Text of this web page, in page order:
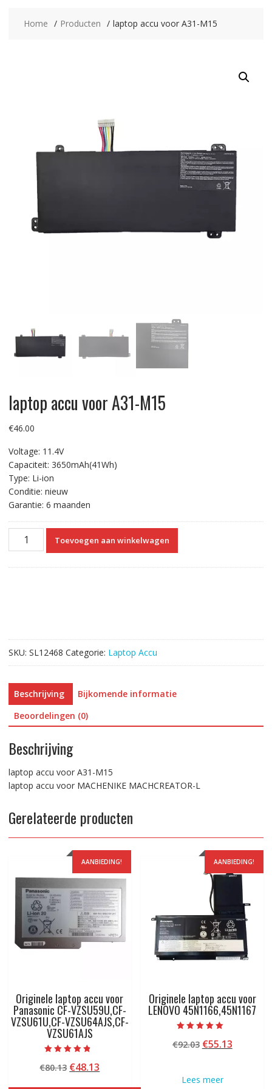
Home Producten laptop accu voor A31-M15
laptop accu voor A31-M15
€46.00
Voltage: 11.4V
Capaciteit: 3650mAh(41Wh)
Type: Li-ion
Conditie: nieuw
Garantie: 6 maanden
laptop
Toevoegen aan winkelwagen
SKU: SL12468 Categorie: Laptop Accu
Beschrijving
Bijkomende informatie
Beoordelingen (0)
Beschrijving
laptop accu voor A31-M15
laptop accu voor MACHENIKE MACHCREATOR-L
Gerelateerde producten
AANBIEDING!
Originele laptop accu voor
Panasonic CF-VZSU59U,CF-
VZSU61U,CF-VZSU64AJS,CF-
VZSU61AJS
met
4.50
€80.13 Oorspronkelijke
€48.13
AANBIEDING!
Originele laptop accu voor
LENOVO 45N1166,45N1167
5.00
van 5
€92.03
€92.03.
€55.13Huidige
Lees meer